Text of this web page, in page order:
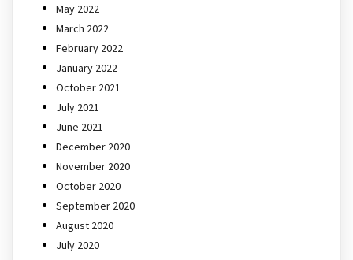
May 2022
March 2022
February 2022
January 2022
October 2021
July 2021
June 2021
December 2020
November 2020
October 2020
September 2020
August 2020
July 2020